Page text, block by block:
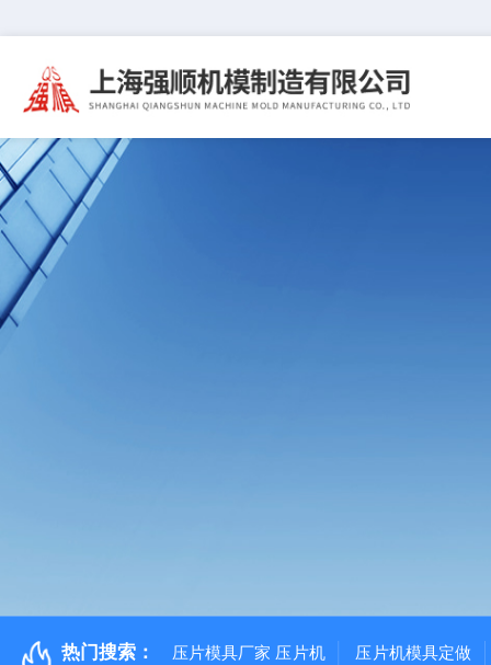
热门搜索： 压片模具厂家 压片机 压片机模具定做